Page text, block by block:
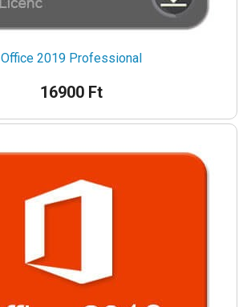
Office 2019 Professional
16900 Ft